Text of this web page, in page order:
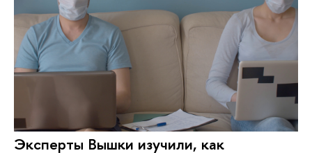
Эксперты Вышки изучили, как